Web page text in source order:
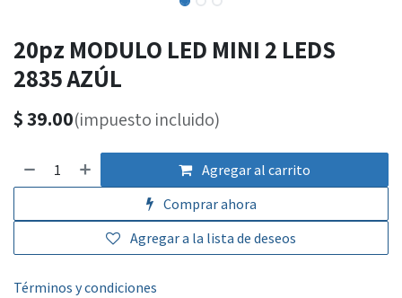
20pz MODULO LED MINI 2 LEDS
2835 AZÚL
$39.00(impuesto incluido)
Agregar al carrito
Comprar ahora
Agregar a la lista de deseos
Términos y condiciones